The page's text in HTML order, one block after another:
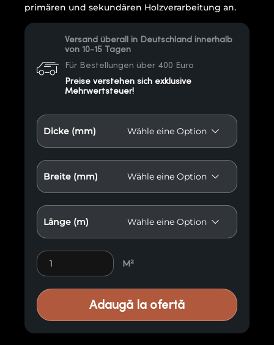
primären und sekundären Holzverarbeitung an.
Versand überall in Deutschland innerhalb
von 10-15 Tagen
Für Bestellungen über 400 Euro
Preise verstehen sich exklusive
Mehrwertsteuer!
Dicke (mm)
Breite (mm)
Länge (m)
Antikisierte Holzvertäfelung E4 Menge
M²
Adaugă la ofertă